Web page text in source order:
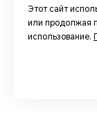
Этот сайт
или продолжая
использование.